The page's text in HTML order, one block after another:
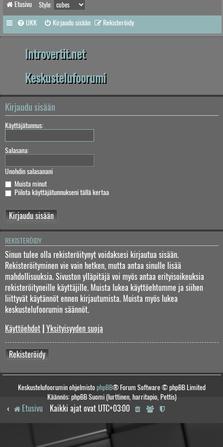
Etusivu Style:
UKK Kirjaudu sisään Rekisteröidy
Introvertit.net
Keskustelufoorumi
Kirjaudu sisään
Käyttäjätunnus:
Salasana:
Unohdin salasanani
Muista minut
Piilota käyttäjätunnukseni tällä kertaa
REKISTERÖIDY
Sinun tulee olla rekisteröitynyt voidaksesi kirjautua sisään.
Rekisteröityminen vie vain hetken, mutta antaa sinulle lisää
mahdollisuuksia. Sivuston ylläpitäjä voi myös antaa erityisoikeuksia
rekisteröityneille käyttäjille. Muista lukea käyttöehtomme ja siihen
liittyvät käytännöt ennen kirjautumista. Muista myös lukea
keskustelufoorumin säännöt.
Käyttöehdot Yksityisyyden suoja
Rekisteröidy
Keskustelufoorumin ohjelmistophpBB® Forum Software © phpBB Limited
Käännös: phpBB Suomi (lurttinen, harritapio, Pettis)
Etusivu Kaikki ajat ovat UTC+03:00